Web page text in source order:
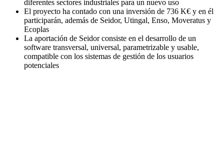
diferentes sectores industriales para un nuevo uso
El proyecto ha contado con una inversión de 736 K€ y en él
participarán, además de Seidor, Utingal, Enso, Moveratus y
Ecoplas
La aportación de Seidor consiste en el desarrollo de un
software transversal, universal, parametrizable y usable,
compatible con los sistemas de gestión de los usuarios
potenciales